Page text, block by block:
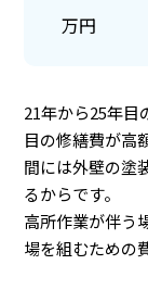
万円
21年から25年目
目の修繕費が高
間には外壁の塗
るからです。
高所作業が伴う
場を組むための